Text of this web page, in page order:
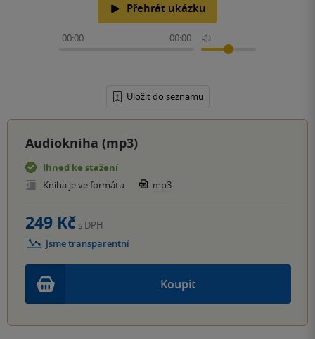
Přehrát ukázku
00:00 00:00
Uložit do seznamu
Audiokniha (mp3)
Ihned ke stažení
Kniha je ve formátu
mp3
Koupit
249 Kč s DPH
Jsme transparentní